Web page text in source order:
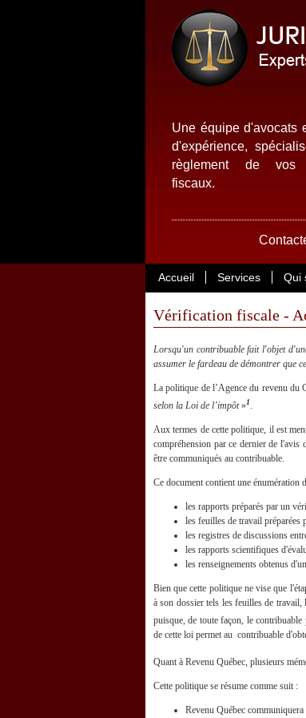
Une équipe d'avocats
d'expérience,
règlement de vos
fiscaux.
Accueil Services Qui
Vérification fiscale -
Lorsqu'un contribuable fait l'objet
assumer le fardeau de démontrer que
La politique de l’Agence du revenu du
selon la Loi de l’impôt»1.
Aux termes de cette politique, il est
compréhension par ce dernier de
être communiqués au contribuable.
Ce document contient une énumération
les rapports préparés par un
les feuilles de travail préparées
les registres de discussions
les rapports scientifiques
les renseignements obtenus
Bien que cette politique ne vise que
à son dossier tels les feuilles de
puisque, de toute façon, le
de cette loi permet au contribuable
Quant à Revenu Québec, plusieurs
Cette politique se résume comme suit :
Revenu Québec